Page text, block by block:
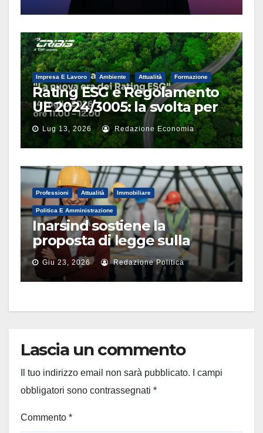
Impresa E Lavoro Ambiente Attualità Formazione
Rating ESG e Regolamento
UE 2024/3005: la svolta per
le imprese nel webinar di
CRIBIS
Lug 13, 2026 Redazione Economia
Professioni Attualità Immobiliare
Politica E Amministrazione
Inarsind sostiene la
proposta di legge sulla
responsabilità civile dei
professionisti tecnici
Giu 23, 2026 Redazione Politica
Lascia un commento
Il tuo indirizzo email non sarà pubblicato.
I campi
obbligatori sono contrassegnati *
Commento *